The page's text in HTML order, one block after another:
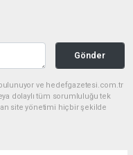
Gönder
ve hedefgazetesi.com.tr
dolaylı tüm sorumluluğu tek
site yönetimi hiçbir şekilde